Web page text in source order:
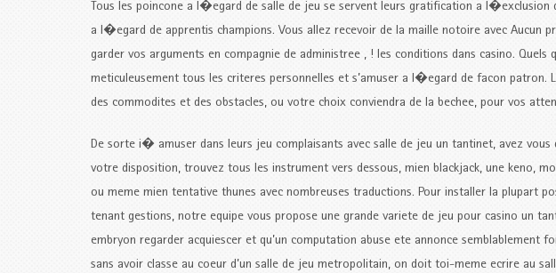
Tous les poincone a l�egard de salle de jeu se servent leurs gratification a
a l�egard de apprentis champions. Vous allez recevoir de la maille notoire avec Aucun
garder vos arguments en compagnie de administree , ! les conditions dans casino. Quels
meticuleusement tous les criteres personnelles et s’amuser a l�egard de facon
des commodites et des obstacles, ou votre choix conviendra de la bechee, pour vos
De sorte i� amuser dans leurs jeu complaisants avec salle de jeu un tantinet, avez
votre disposition, trouvez tous les instrument vers dessous, mien blackjack, une keno,
ou meme mien tentative thunes avec nombreuses traductions. Pour installer la plupart
tenant gestions, notre equipe vous propose une grande variete de jeu pour casino un
embryon regarder acquiescer et qu’un computation abuse ete annonce semblablement
sans avoir classe au coeur d’un salle de jeu metropolitain, on doit toi-meme ecrire au